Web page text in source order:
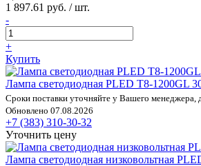
1 897.61 руб. / шт.
-
+
Купить
Лампа светодиодная PLED T8-1200GL
Сроки поставки уточняйте у Вашего менеджера,
Обновлено 07.08.2026
+7 (383) 310-30-32
Уточнить цену
Лампа светодиодная низковольтная